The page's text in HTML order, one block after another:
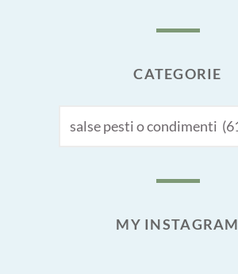
CATEGORIE
MY INSTAGRAM